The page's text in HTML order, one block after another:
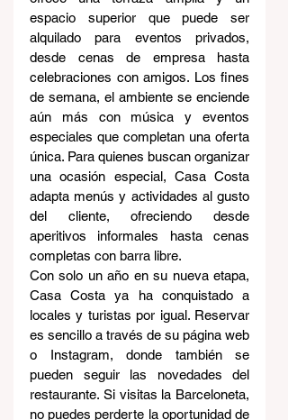
espacio superior que puede ser
alquilado para eventos privados,
desde cenas de empresa hasta
celebraciones con amigos. Los fines
de semana, el ambiente se enciende
aún más con música y eventos
especiales que completan una oferta
única. Para quienes buscan organizar
una ocasión especial, Casa Costa
adapta menús y actividades al gusto
del cliente, ofreciendo desde
aperitivos informales hasta cenas
completas con barra libre.
Con solo un año en su nueva etapa,
Casa Costa ya ha conquistado a
locales y turistas por igual. Reservar
es sencillo a través de su página web
o Instagram, donde también se
pueden seguir las novedades del
restaurante. Si visitas la Barceloneta,
no puedes perderte la oportunidad de